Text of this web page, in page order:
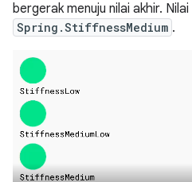
bergerak menuju nilai akhir.
Spring.StiffnessMedium .